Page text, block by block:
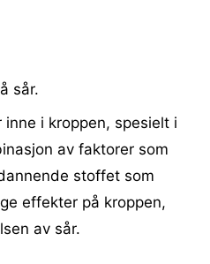
sår.
i kroppen, spesielt i
av faktorer som
stoffet som
effekter på kroppen,
av sår.